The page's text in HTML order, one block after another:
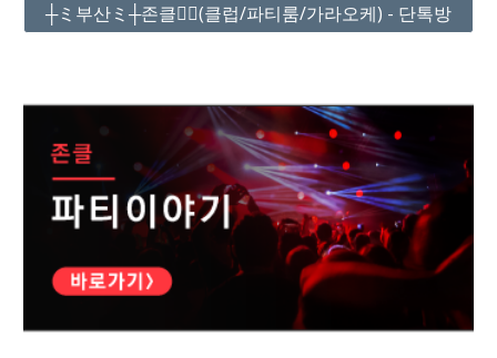
┼ミ부산ミ┼존클❤️‍🔥(클럽/파티룸/가라오케) - 단톡방